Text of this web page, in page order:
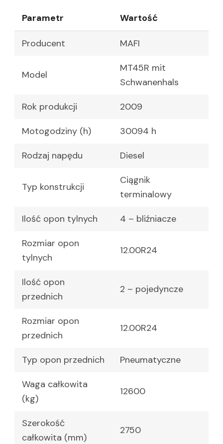
Parametr Wartość
Producent MAFI
Model
MT45R mit
Schwanenhals
Rok produkcji 2009
Motogodziny (h) 30094 h
Rodzaj napędu Diesel
Typ konstrukcji
Ciągnik
terminalowy
Ilość opon tylnych 4 – bliźniacze
Rozmiar opon
tylnych
12.00R24
Ilość opon
przednich
2 – pojedyncze
Rozmiar opon
przednich
12.00R24
Typ opon przednich Pneumatyczne
Waga całkowita
(kg)
12600
Szerokość
całkowita (mm)
2750